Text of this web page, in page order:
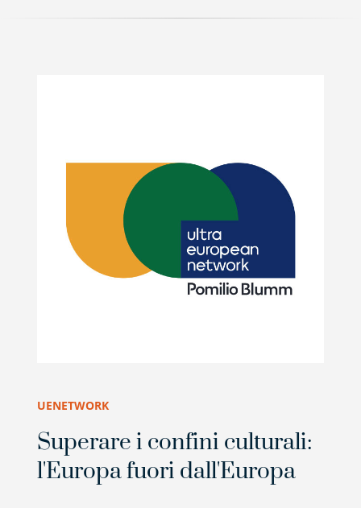
UENETWORK
Superare i confini culturali:
l'Europa fuori dall'Europa